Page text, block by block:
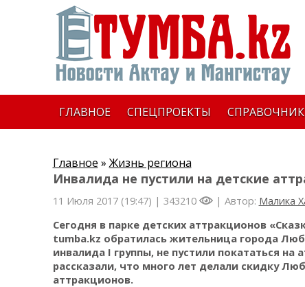
ГЛАВНОЕ СПЕЦПРОЕКТЫ СПРАВОЧНИК
Главное » Жизнь региона
Инвалида не пустили на детские
11 Июля 2017 (19:47) | 343210 | Автор: Малика
Сегодня в парке детских аттракционов
tumba.kz обратилась жительница города
инвалида I группы, не пустили покататься
рассказали, что много лет делали скидку
аттракционов.